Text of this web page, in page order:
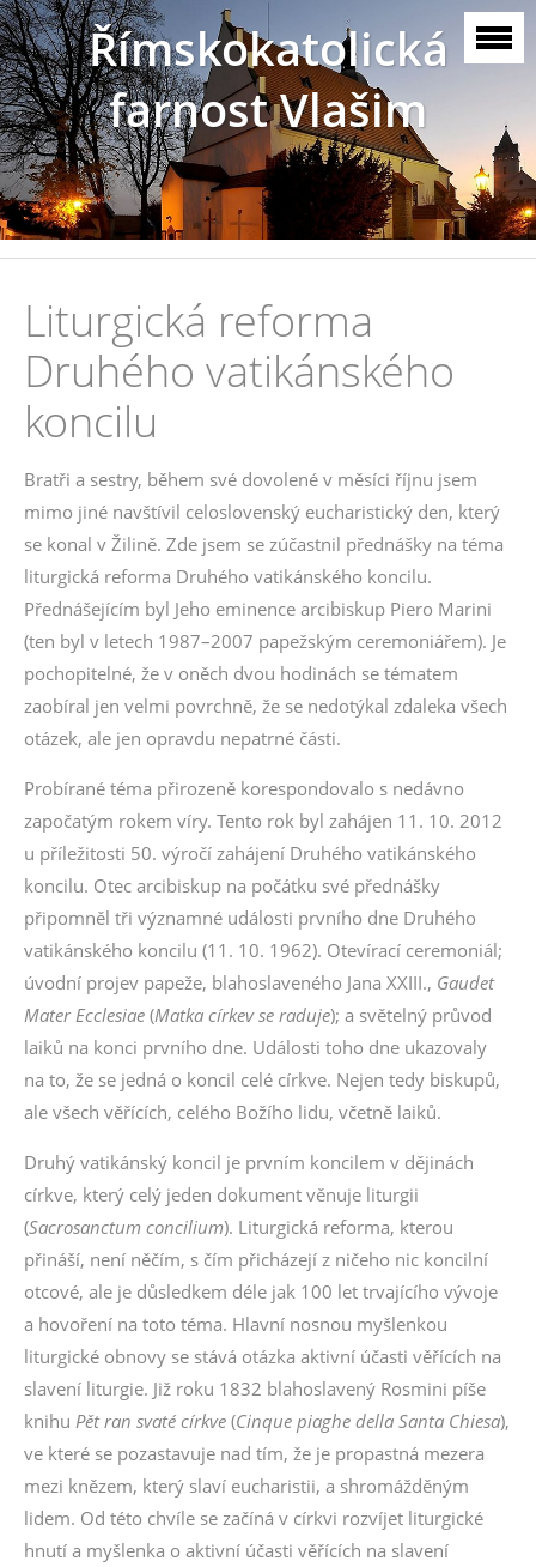
Římskokatolická
farnost Vlašim
Liturgická reforma
Druhého vatikánského
koncilu
Bratři a sestry, během své dovolené v měsíci říjnu jsem
mimo jiné navštívil celoslovenský eucharistický den, který
se konal v Žilině. Zde jsem se zúčastnil přednášky na téma
liturgická reforma Druhého vatikánského koncilu.
Přednášejícím byl Jeho eminence arcibiskup Piero Marini
(ten byl v letech 1987–2007 papežským ceremoniářem). Je
pochopitelné, že v oněch dvou hodinách se tématem
zaobíral jen velmi povrchně, že se nedotýkal zdaleka všech
otázek, ale jen opravdu nepatrné části.
Probírané téma přirozeně korespondovalo s nedávno
započatým rokem víry. Tento rok byl zahájen 11. 10. 2012
u příležitosti 50. výročí zahájení Druhého vatikánského
koncilu. Otec arcibiskup na počátku své přednášky
připomněl tři významné události prvního dne Druhého
vatikánského koncilu (11. 10. 1962). Otevírací ceremoniál;
úvodní projev papeže, blahoslaveného Jana XXIII., Gaudet
Mater Ecclesiae (Matka církev se raduje); a světelný průvod
laiků na konci prvního dne. Události toho dne ukazovaly
na to, že se jedná o koncil celé církve. Nejen tedy biskupů,
ale všech věřících, celého Božího lidu, včetně laiků.
Druhý vatikánský koncil je prvním koncilem v dějinách
církve, který celý jeden dokument věnuje liturgii
(Sacrosanctum concilium). Liturgická reforma, kterou
přináší, není něčím, s čím přicházejí z ničeho nic koncilní
otcové, ale je důsledkem déle jak 100 let trvajícího vývoje
a hovoření na toto téma. Hlavní nosnou myšlenkou
liturgické obnovy se stává otázka aktivní účasti věřících na
slavení liturgie. Již roku 1832 blahoslavený Rosmini píše
knihu Pět ran svaté církve (Cinque piaghe della Santa Chiesa),
ve které se pozastavuje nad tím, že je propastná mezera
mezi knězem, který slaví eucharistii, a shromážděným
lidem. Od této chvíle se začíná v církvi rozvíjet liturgické
hnutí a myšlenka o aktivní účasti věřících na slavení